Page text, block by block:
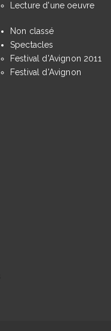
Lecture d'une oeuvre
Non classé
Spectacles
Festival d'Avignon 2011
Festival d'Avignon